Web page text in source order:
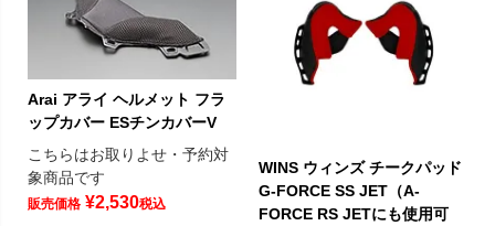
Arai アライ ヘルメット フラ
ップカバー ESチンカバーV
こちらはお取りよせ・予約対
象商品です
販売価格 ¥2,530税込
WINS ウィンズ チークパッド
G-FORCE SS JET（A-
FORCE RS JETにも使用可